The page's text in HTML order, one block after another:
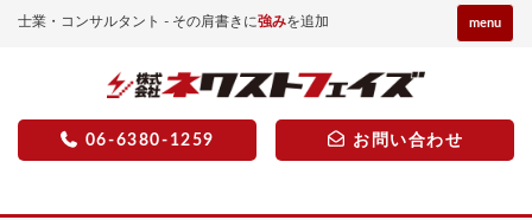
士業・コンサルタント - その肩書きに強みを追加 menu
06-6380-1259 お問い合わせ